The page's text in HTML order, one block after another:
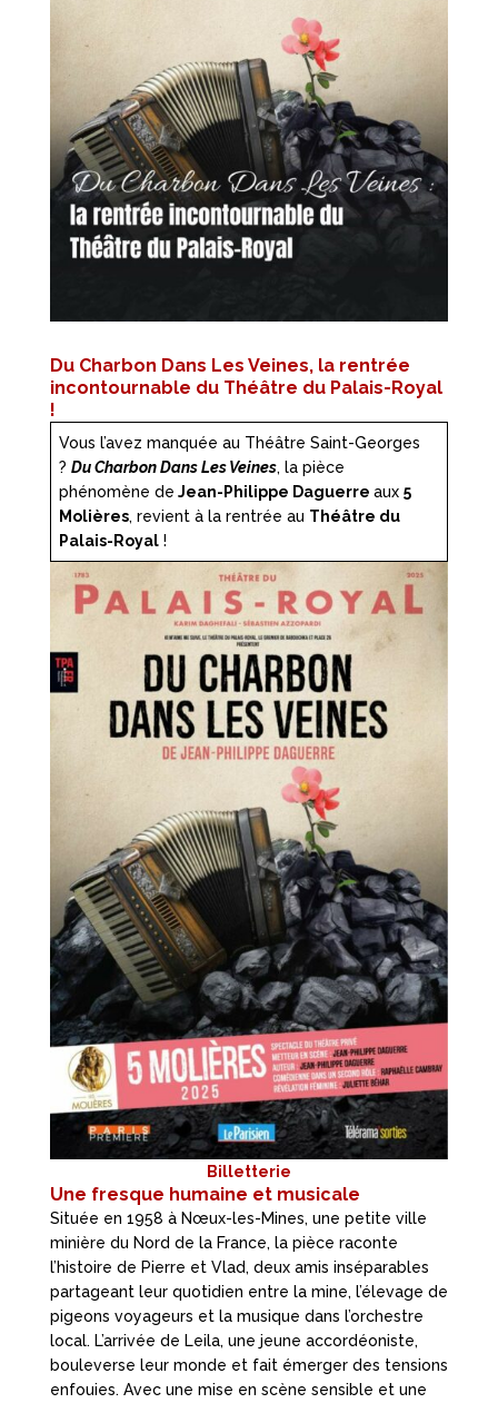
Du Charbon Dans Les Veines, la rentrée
incontournable du Théâtre du Palais-Royal
!
Vous l’avez manquée au Théâtre Saint-Georges
? Du Charbon Dans Les Veines, la pièce
phénomène de Jean-Philippe Daguerre aux 5
Molières, revient à la rentrée au Théâtre du
Palais-Royal!
Billetterie
Une fresque humaine et musicale
Située en 1958 à Nœux-les-Mines, une petite ville
minière du Nord de la France, la pièce raconte
l’histoire de Pierre et Vlad, deux amis inséparables
partageant leur quotidien entre la mine, l’élevage de
pigeons voyageurs et la musique dans l’orchestre
local. L’arrivée de Leila, une jeune accordéoniste,
bouleverse leur monde et fait émerger des tensions
enfouies. Avec une mise en scène sensible et une